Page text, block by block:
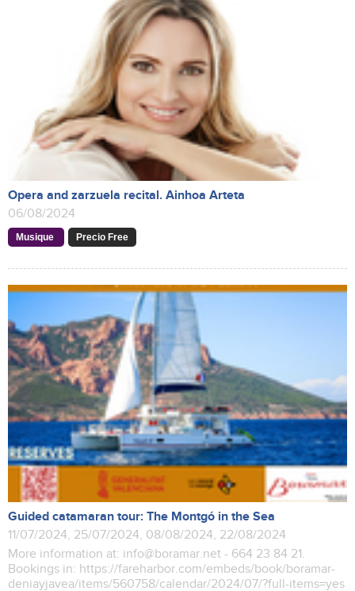
Opera and zarzuela recital. Ainhoa Arteta
06/08/2024
Musique Precio Free
Guided catamaran tour: The Montgó in the Sea
11/07/2024, 25/07/2024, 08/08/2024, 22/08/2024
More information at: info@boramar.net - 664 23 84 21.
Bookings in: https://fareharbor.com/embeds/book/boramar-
deniayjavea/items/560758/calendar/2024/07/?full-items=yes